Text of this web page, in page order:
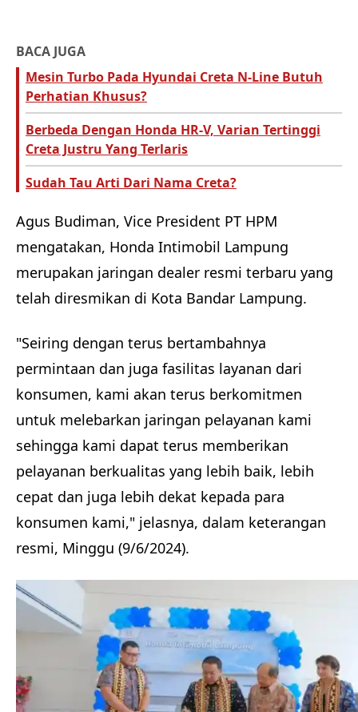
BACA JUGA
Mesin Turbo Pada Hyundai Creta N-Line Butuh
Perhatian Khusus?
Berbeda Dengan Honda HR-V, Varian Tertinggi
Creta Justru Yang Terlaris
Sudah Tau Arti Dari Nama Creta?
Agus Budiman, Vice President PT HPM
mengatakan, Honda Intimobil Lampung
merupakan jaringan dealer resmi terbaru yang
telah diresmikan di Kota Bandar Lampung.
"Seiring dengan terus bertambahnya
permintaan dan juga fasilitas layanan dari
konsumen, kami akan terus berkomitmen
untuk melebarkan jaringan pelayanan kami
sehingga kami dapat terus memberikan
pelayanan berkualitas yang lebih baik, lebih
cepat dan juga lebih dekat kepada para
konsumen kami," jelasnya, dalam keterangan
resmi, Minggu (9/6/2024).